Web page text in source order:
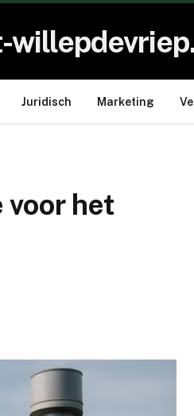
Juridisch Marketing
het